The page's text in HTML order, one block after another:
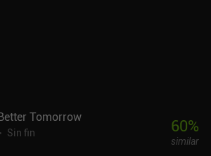
ves la tele o juegas a otra cosa.
Tomorrow
Sin fin
60%
similar